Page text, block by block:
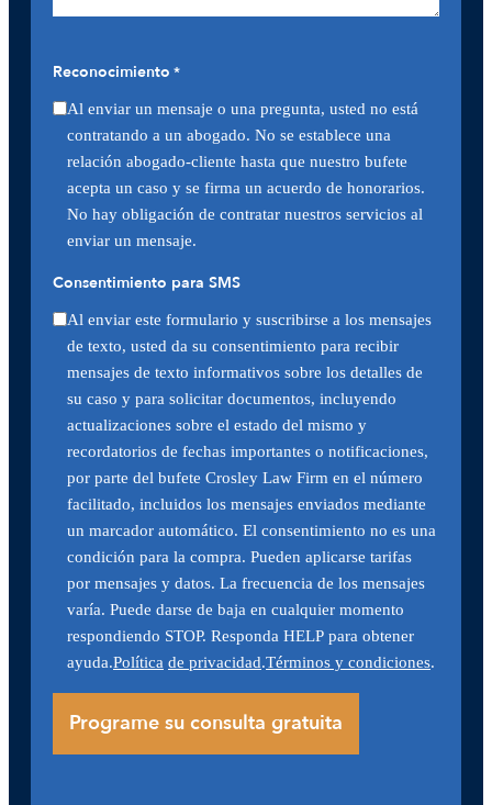
Reconocimiento *
Al enviar un mensaje o una pregunta, usted no está
contratando a un abogado. No se establece una
relación abogado-cliente hasta que nuestro bufete
acepta un caso y se firma un acuerdo de honorarios.
No hay obligación de contratar nuestros servicios al
enviar un mensaje.
Consentimiento para SMS
Al enviar este formulario y suscribirse a los mensajes
de texto, usted da su consentimiento para recibir
mensajes de texto informativos sobre los detalles de
su caso y para solicitar documentos, incluyendo
actualizaciones sobre el estado del mismo y
recordatorios de fechas importantes o notificaciones,
por parte del bufete Crosley Law Firm en el número
facilitado, incluidos los mensajes enviados mediante
un marcador automático. El consentimiento no es una
condición para la compra. Pueden aplicarse tarifas
por mensajes y datos. La frecuencia de los mensajes
varía. Puede darse de baja en cualquier momento
respondiendo STOP. Responda HELP para obtener
ayuda.Política de privacidad.Términos y condiciones.